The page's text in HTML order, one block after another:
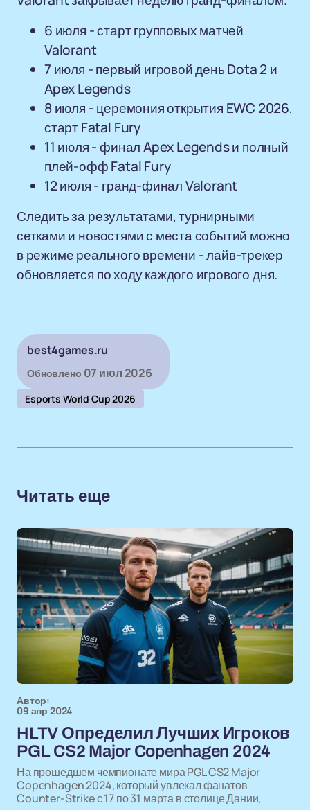
6 июля - старт групповых матчей
Valorant
7 июля - первый игровой день Dota 2 и
Apex Legends
8 июля - церемония открытия EWC 2026,
старт Fatal Fury
11 июля - финал Apex Legends и полный
плей-офф Fatal Fury
12 июля - гранд-финал Valorant
Следить за результатами, турнирными
сетками и новостями с места событий можно
в режиме реального времени - лайв-трекер
обновляется по ходу каждого игрового дня.
best4games.ru
Обновлено 07 июл 2026
Esports World Cup 2026
Читать еще
Автор:
09 апр 2024
HLTV Определил Лучших Игроков
PGL CS2 Major Copenhagen 2024
На прошедшем чемпионате мира PGL CS2 Major
Copenhagen 2024, который увлекал фанатов
Counter-Strike с 17 по 31 марта в столице Дании,